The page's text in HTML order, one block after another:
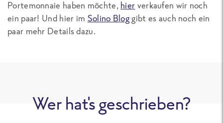
Portemonnaie haben möchte, hier verkaufen wir noch
ein paar! Und hier im Solino Bloggibt es auch noch ein
paar mehr Details dazu.
Wer hat's geschrieben?